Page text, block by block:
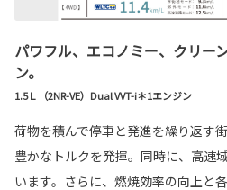
パワフル、エコノミー、クリー
ン。
1.5Ｌ（2NR-VE）Dual VVT-i＊1エンジン
荷物を積んで停車と発進を繰り返す
豊かなトルクを発揮。同時に、高速
います。さらに、燃焼効率の向上と